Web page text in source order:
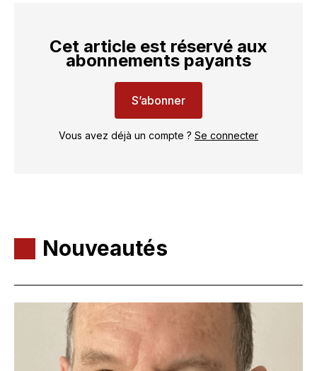
Cet article est réservé aux
abonnements payants
S’abonner
Vous avez déjà un compte ? Se connecter
Nouveautés